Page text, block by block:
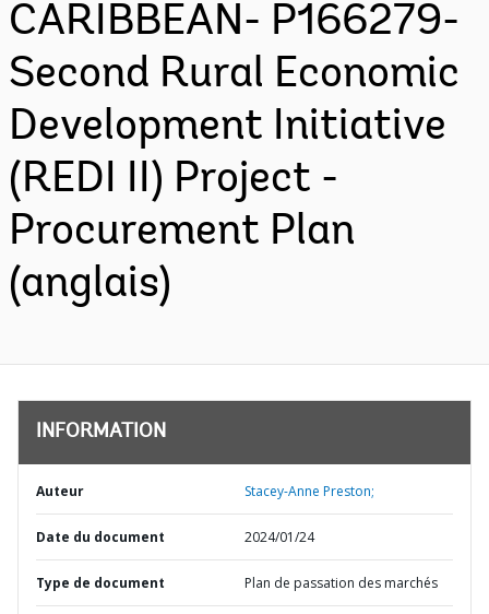
CARIBBEAN- P166279-
Second Rural Economic
Development Initiative
(REDI II) Project -
Procurement Plan
(anglais)
INFORMATION
Auteur Stacey-Anne Preston;
Date du document 2024/01/24
Type de document Plan de passation des marchés